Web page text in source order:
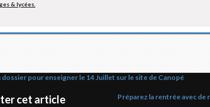
& lycées.
dossier pour enseigner le 14 Juillet sur le site de Canopé
Préparez la rentrée avec
cet article